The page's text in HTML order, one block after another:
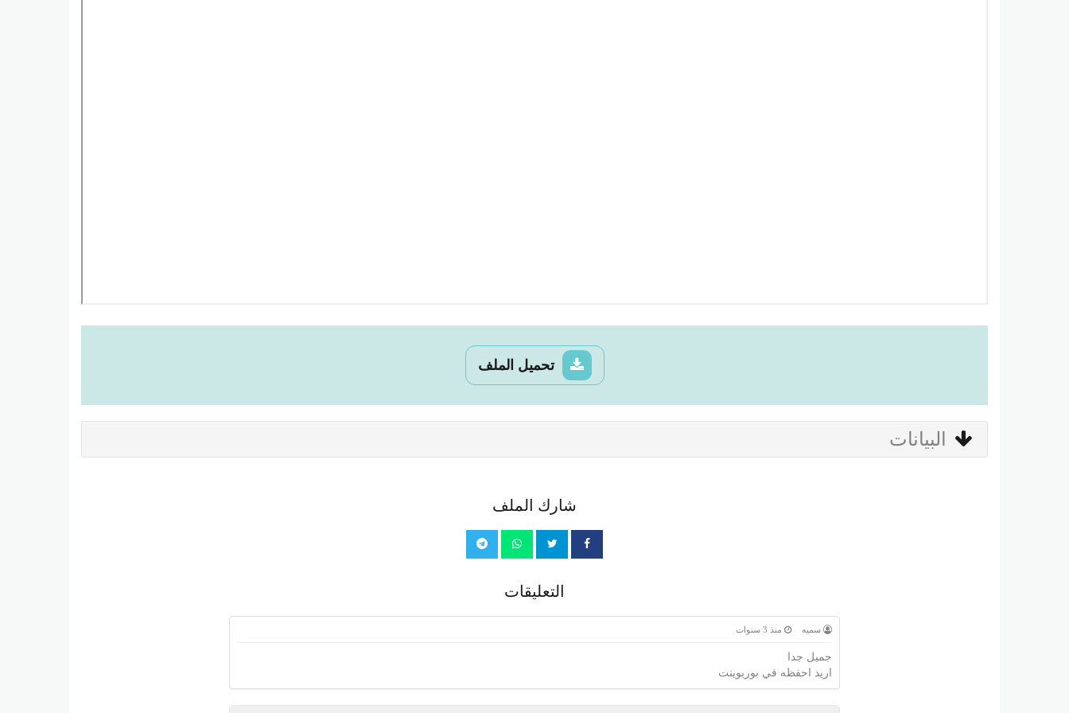
تحميل الملف
البيانات
شارك الملف
التعليقات
سميه منذ 3 سنوات
جميل جدا
اريد احفظه في بوربوينت